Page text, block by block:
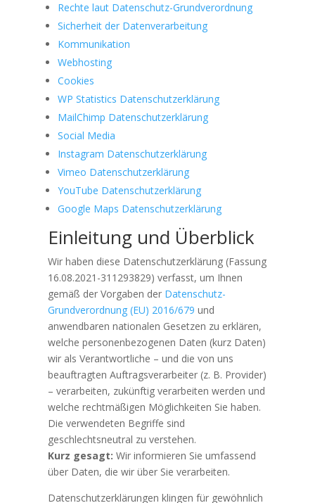
Rechte laut Datenschutz-Grundverordnung
Sicherheit der Datenverarbeitung
Kommunikation
Webhosting
Cookies
WP Statistics Datenschutzerklärung
MailChimp Datenschutzerklärung
Social Media
Instagram Datenschutzerklärung
Vimeo Datenschutzerklärung
YouTube Datenschutzerklärung
Google Maps Datenschutzerklärung
Einleitung und Überblick
Wir haben diese Datenschutzerklärung (Fassung
16.08.2021-311293829) verfasst, um Ihnen
gemäß der Vorgaben der Datenschutz-
Grundverordnung (EU) 2016/679 und
anwendbaren nationalen Gesetzen zu erklären,
welche personenbezogenen Daten (kurz Daten)
wir als Verantwortliche – und die von uns
beauftragten Auftragsverarbeiter (z. B. Provider)
– verarbeiten, zukünftig verarbeiten werden und
welche rechtmäßigen Möglichkeiten Sie haben.
Die verwendeten Begriffe sind
geschlechtsneutral zu verstehen.
Kurz gesagt: Wir informieren Sie umfassend
über Daten, die wir über Sie verarbeiten.
Datenschutzerklärungen klingen für gewöhnlich